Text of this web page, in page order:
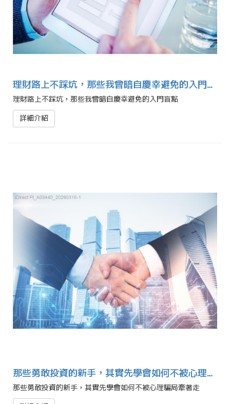
理財路上不踩坑，那些我曾暗自慶幸避免的入門盲點
理財路上不踩坑，那些我曾暗自慶幸避免的入門盲點
詳細介紹
那些勇敢投資的新手，其實先學會如何不被心理騙局牽著走
那些勇敢投資的新手，其實先學會如何不被心理騙局牽著走